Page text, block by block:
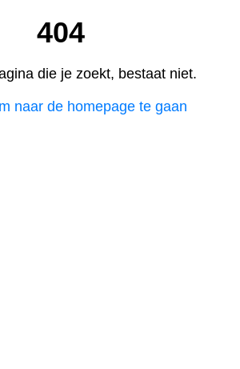
404
die je zoekt, bestaat niet.
naar de homepage te gaan